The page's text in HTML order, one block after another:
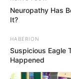
Profesi: Model
Facebook: –
Twitter: –
Neuropathy Has
It?
HABERION
Suspicious Eagle
Happened